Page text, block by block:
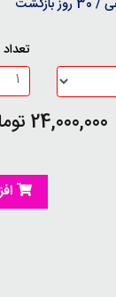
تعداد
24,000,000 تومان